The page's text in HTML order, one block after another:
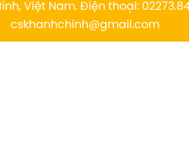
Việt Nam. Điện thoại:
cskhanhchinh@gmail.com